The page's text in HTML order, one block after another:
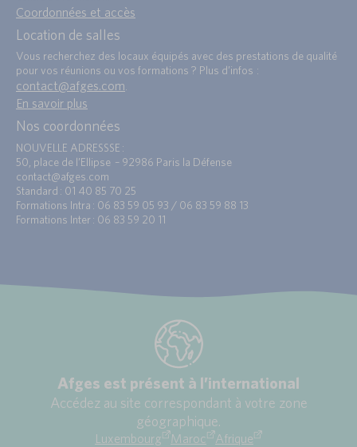
Coordonnées et accès
Location de salles
Vous recherchez des locaux équipés avec des prestations de qualité
pour vos réunions ou vos formations ? Plus d’infos :
contact@afges.com
En savoir plus
Nos coordonnées
NOUVELLE ADRESSSE :
50, place de l’Ellipse – 92986 Paris la Défense
contact@afges.com
Standard : 01 40 85 70 25
Formations Intra : 06 83 59 05 93 / 06 83 59 88 13
Formations Inter : 06 83 59 20 11
Afges est présent à l’international
Accédez au site correspondant à votre zone
géographique.
Luxembourg Maroc Afrique